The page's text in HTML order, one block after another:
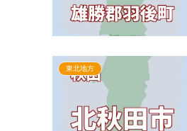
東北地方